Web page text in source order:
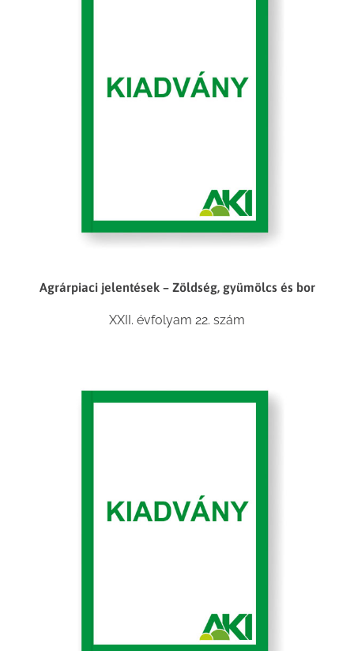
Agrárpiaci jelentések – Zöldség, gyümölcs és bor
XXII. évfolyam 22. szám